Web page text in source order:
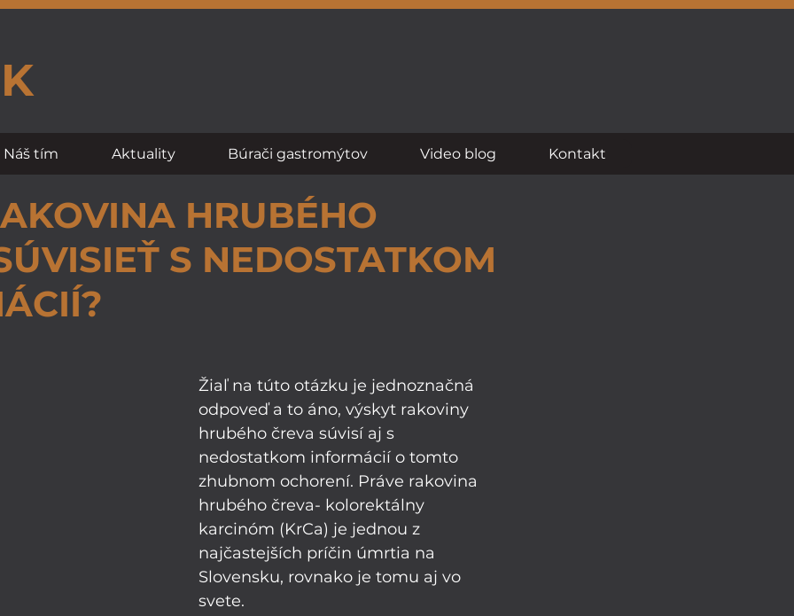
Náš tím Aktuality Búrači gastromýtov Video blog Kontakt
HRUBÉHO
S NEDOSTATKOM
Žiaľ na túto otázku je jednoznačná
odpoveď a to áno, výskyt rakoviny
hrubého čreva súvisí aj s
nedostatkom informácií o tomto
zhubnom ochorení. Práve rakovina
hrubého čreva- kolorektálny
karcinóm (KrCa) je jednou z
najčastejších príčin úmrtia na
Slovensku, rovnako je tomu aj vo
svete.